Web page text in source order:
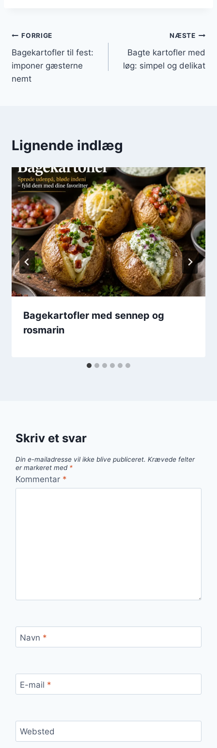
Indlægsnavigation
FORRIGE
Bagekartofler til fest:
imponer gæsterne
nemt
NÆSTE
Bagte kartofler med
løg: simpel og delikat
Lignende indlæg
Bagekartofler med sennep og
rosmarin
Skriv et svar
Din e-mailadresse vil ikke blive publiceret. Krævede felter
er markeret med *
Kommentar *
Navn *
E-mail *
Websted